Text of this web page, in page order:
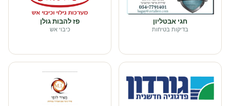
חגי אבטליון
בדיקות בטיחות
פז להבות גולן
כיבוי אש